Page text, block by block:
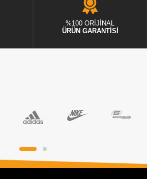
%100 ORİJİNAL
ÜRÜN GARANTİSİ